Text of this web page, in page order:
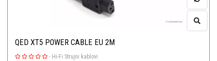
QED XT5 POWER CABLE EU 2M
- Hi-Fi Strujni kablovi